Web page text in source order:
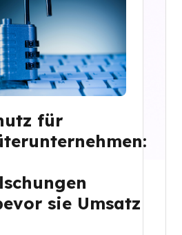
für
sie Umsatz